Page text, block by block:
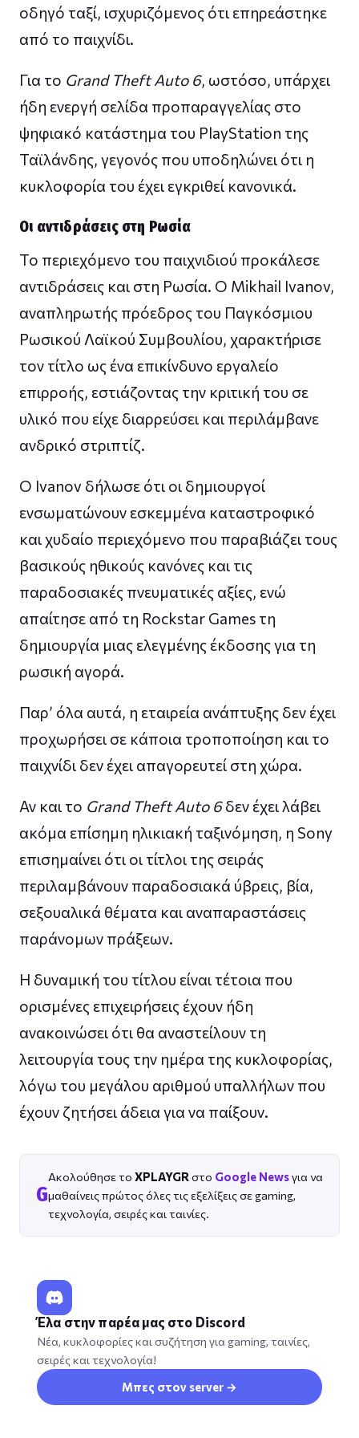
οδηγό ταξί, ισχυριζόμενος ότι επηρεάστηκε
από το παιχνίδι.
Για το Grand Theft Auto 6, ωστόσο, υπάρχει
ήδη ενεργή σελίδα προπαραγγελίας στο
ψηφιακό κατάστημα του PlayStation της
Ταϊλάνδης, γεγονός που υποδηλώνει ότι η
κυκλοφορία του έχει εγκριθεί κανονικά.
Οι αντιδράσεις στη Ρωσία
Το περιεχόμενο του παιχνιδιού προκάλεσε
αντιδράσεις και στη Ρωσία. Ο Mikhail Ivanov,
αναπληρωτής πρόεδρος του Παγκόσμιου
Ρωσικού Λαϊκού Συμβουλίου, χαρακτήρισε
τον τίτλο ως ένα επικίνδυνο εργαλείο
επιρροής, εστιάζοντας την κριτική του σε
υλικό που είχε διαρρεύσει και περιλάμβανε
ανδρικό στριπτίζ.
Ο Ivanov δήλωσε ότι οι δημιουργοί
ενσωματώνουν εσκεμμένα καταστροφικό
και χυδαίο περιεχόμενο που παραβιάζει τους
βασικούς ηθικούς κανόνες και τις
παραδοσιακές πνευματικές αξίες, ενώ
απαίτησε από τη Rockstar Games τη
δημιουργία μιας ελεγμένης έκδοσης για τη
ρωσική αγορά.
Παρ’ όλα αυτά, η εταιρεία ανάπτυξης δεν έχει
προχωρήσει σε κάποια τροποποίηση και το
παιχνίδι δεν έχει απαγορευτεί στη χώρα.
Αν και το Grand Theft Auto 6δεν έχει λάβει
ακόμα επίσημη ηλικιακή ταξινόμηση, η Sony
επισημαίνει ότι οι τίτλοι της σειράς
περιλαμβάνουν παραδοσιακά ύβρεις, βία,
σεξουαλικά θέματα και αναπαραστάσεις
παράνομων πράξεων.
Η δυναμική του τίτλου είναι τέτοια που
ορισμένες επιχειρήσεις έχουν ήδη
ανακοινώσει ότι θα αναστείλουν τη
λειτουργία τους την ημέρα της κυκλοφορίας,
λόγω του μεγάλου αριθμού υπαλλήλων που
έχουν ζητήσει άδεια για να παίξουν.
G
Ακολούθησε το XPLAYGR στο Google Newsγια να
μαθαίνεις πρώτος όλες τις εξελίξεις σε gaming,
τεχνολογία, σειρές και ταινίες.
Έλα στην παρέα μας στο Discord
Νέα, κυκλοφορίες και συζήτηση για gaming, ταινίες,
σειρές και τεχνολογία!
Μπες στον server →